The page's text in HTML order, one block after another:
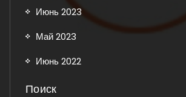
Июнь 2023
Май 2023
Июнь 2022
Поиск